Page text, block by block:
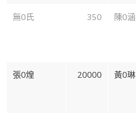
無0氏 350 陳0涵
張0煌 20000 黃0琳